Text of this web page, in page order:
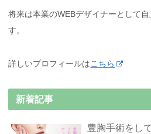
将来は本業のWEBデザイナーとして
す。
詳しいプロフィールはこちら
新着記事
豊胸手術をし